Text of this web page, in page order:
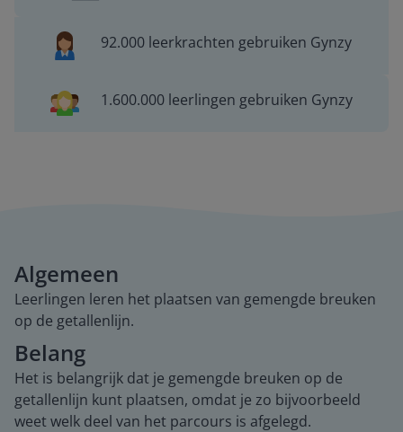
92.000 leerkrachten gebruiken Gynzy
1.600.000 leerlingen gebruiken Gynzy
Algemeen
Leerlingen leren het plaatsen van gemengde breuken
op de getallenlijn.
Belang
Het is belangrijk dat je gemengde breuken op de
getallenlijn kunt plaatsen, omdat je zo bijvoorbeeld
weet welk deel van het parcours is afgelegd.